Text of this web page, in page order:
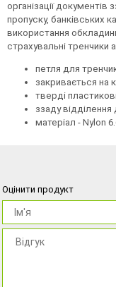
організації
пропуску, банківських
використання
страхувальні тренчики
петля для
закривається на
тверді
ззаду
матеріал - Nylon
Оцінити продукт